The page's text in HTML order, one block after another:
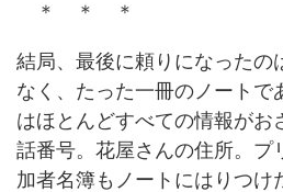
＊ ＊ ＊
結局、最後に頼りになったの
なく、たった一冊のノートで
はほとんどすべての情報がお
話番号。花屋さんの住所。プ
加者名簿もノートにはりつけ